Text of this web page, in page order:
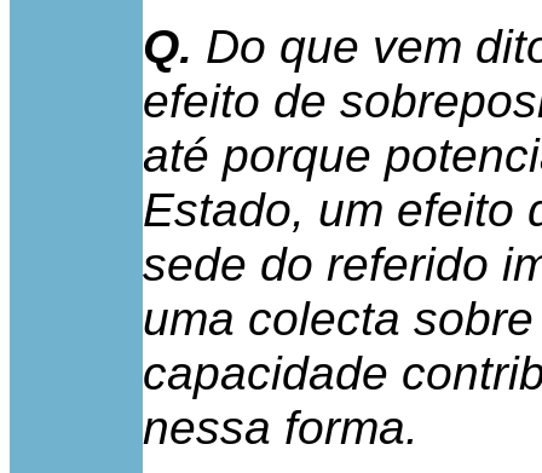
Q. Do que vem
efeito de
até porque
Estado, um efeito
sede do referido
uma colecta
capacidade
nessa forma.